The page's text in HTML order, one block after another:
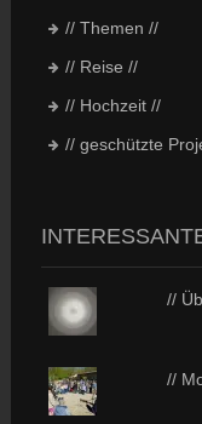
// Themen //
// Reise //
// Hochzeit //
// geschützte
//
//